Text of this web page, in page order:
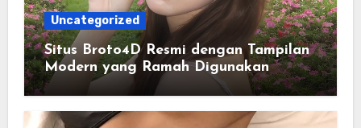
Uncategorized
Situs Broto4D Resmi dengan Tampilan
Modern yang Ramah Digunakan